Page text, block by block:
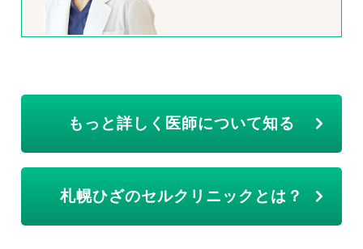
もっと詳しく医師について知る
札幌ひざのセルクリニックとは？